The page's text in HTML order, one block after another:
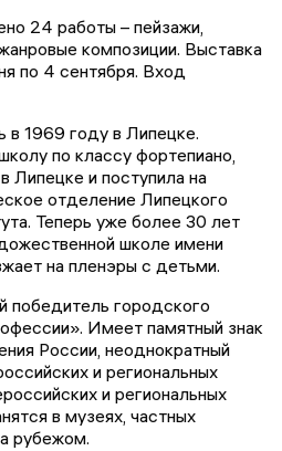
24 работы – пейзажи,
композиции. Выставка
по 4 сентября. Вход
в 1969 году в Липецке.
по классу фортепиано,
Липецке и поступила на
отделение Липецкого
Теперь уже более 30 лет
школе имени
на пленэры с детьми.
победитель городского
Имеет памятный знак
России, неоднократный
и региональных
и региональных
в музеях, частных
рубежом.